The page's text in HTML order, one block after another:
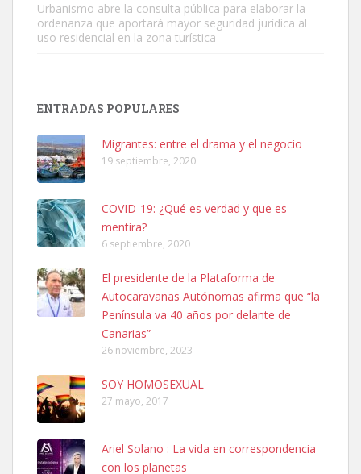
Leales.org » Gran Canaria
SHIBA PERDIDO AVDA JOSE MESA Y LOPEZ
PERRO MACHO RAZA SHIBA CON MICROCHIP PERDIDO HOY
06/07/2025 ZONA MESA Y LOPEZ. ES MUY ASUSTADIZO
Leales.org » Gran Canaria
6.7.2025
Ninfa perdida
Urbanismo abre la consulta pública para elaborar la
ordenanza que aportará mayor seguridad jurídica al
uso residencial en la zona turística
ENTRADAS POPULARES
Migrantes: entre el drama y el negocio
19 septiembre, 2020
COVID-19: ¿Qué es verdad y que es
mentira?
6 septiembre, 2020
El presidente de la Plataforma de
Autocaravanas Autónomas afirma que “la
Península va 40 años por delante de
Canarias”
26 noviembre, 2023
SOY HOMOSEXUAL
27 mayo, 2017
Ariel Solano : La vida en correspondencia
con los planetas